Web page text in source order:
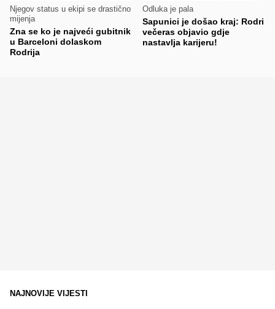
Njegov status u ekipi se drastično
mijenja
Zna se ko je najveći gubitnik
u Barceloni dolaskom
Rodrija
Odluka je pala
Sapunici je došao kraj: Rodri
večeras objavio gdje
nastavlja karijeru!
NAJNOVIJE VIJESTI